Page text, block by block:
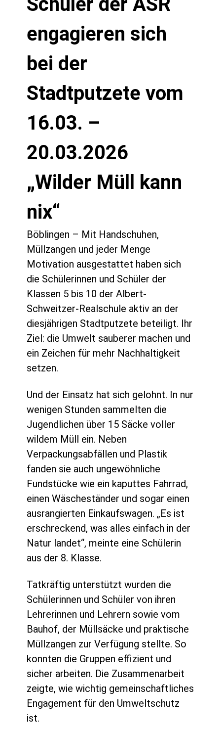
engagieren sich
bei der
Stadtputzete vom
16.03. –
20.03.2026
„Wilder Müll kann
nix“
Böblingen – Mit Handschuhen,
Müllzangen und jeder Menge
Motivation ausgestattet haben sich
die Schülerinnen und Schüler der
Klassen 5 bis 10 der Albert-
Schweitzer-Realschule aktiv an der
diesjährigen Stadtputzete beteiligt. Ihr
Ziel: die Umwelt sauberer machen und
ein Zeichen für mehr Nachhaltigkeit
setzen.
Und der Einsatz hat sich gelohnt. In nur
wenigen Stunden sammelten die
Jugendlichen über 15 Säcke voller
wildem Müll ein. Neben
Verpackungsabfällen und Plastik
fanden sie auch ungewöhnliche
Fundstücke wie ein kaputtes Fahrrad,
einen Wäscheständer und sogar einen
ausrangierten Einkaufswagen. „Es ist
erschreckend, was alles einfach in der
Natur landet“, meinte eine Schülerin
aus der 8. Klasse.
Tatkräftig unterstützt wurden die
Schülerinnen und Schüler von ihren
Lehrerinnen und Lehrern sowie vom
Bauhof, der Müllsäcke und praktische
Müllzangen zur Verfügung stellte. So
konnten die Gruppen effizient und
sicher arbeiten. Die Zusammenarbeit
zeigte, wie wichtig gemeinschaftliches
Engagement für den Umweltschutz
ist.